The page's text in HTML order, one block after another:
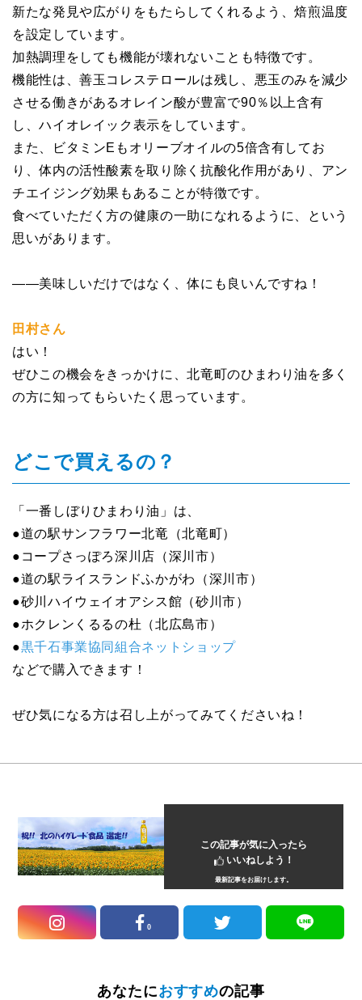
新たな発見や広がりをもたらしてくれるよう、焙煎温度
を設定しています。
加熱調理をしても機能が壊れないことも特徴です。
機能性は、善玉コレステロールは残し、悪玉のみを減少
させる働きがあるオレイン酸が豊富で90％以上含有
し、ハイオレイック表示をしています。
また、ビタミンEもオリーブオイルの5倍含有してお
り、体内の活性酸素を取り除く抗酸化作用があり、アン
チエイジング効果もあることが特徴です。
食べていただく方の健康の一助になれるように、という
思いがあります。
――美味しいだけではなく、体にも良いんですね！
田村さん
はい！
ぜひこの機会をきっかけに、北竜町のひまわり油を多く
の方に知ってもらいたく思っています。
どこで買えるの？
「一番しぼりひまわり油」は、
●道の駅サンフラワー北竜（北竜町）
●コープさっぽろ深川店（深川市）
●道の駅ライスランドふかがわ（深川市）
●砂川ハイウェイオアシス館（砂川市）
●ホクレンくるるの杜（北広島市）
●黒千石事業協同組合ネットショップ
などで購入できます！
ぜひ気になる方は召し上がってみてくださいね！
この記事が気に入ったら
いいねしよう！
最新記事をお届けします。
0
あなたにおすすめの記事